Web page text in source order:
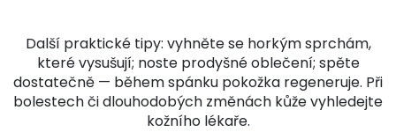
Další praktické tipy: vyhněte se horkým sprchám,
které vysušují; noste prodyšné oblečení; spěte
dostatečně — během spánku pokožka regeneruje. Při
bolestech či dlouhodobých změnách kůže vyhledejte
kožního lékaře.